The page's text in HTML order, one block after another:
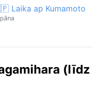
Laika ap Kumamoto
(līdz